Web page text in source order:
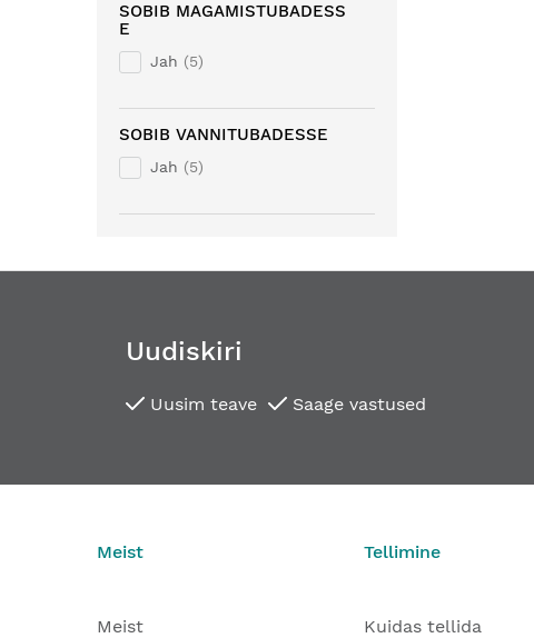
SOBIB MAGAMISTUBADESS
E
Jah 5
SOBIB VANNITUBADESSE
Jah 5
Uudiskiri
Uusim teave Saage vastused
Meist
Meist
Tellimine
Kuidas tellida